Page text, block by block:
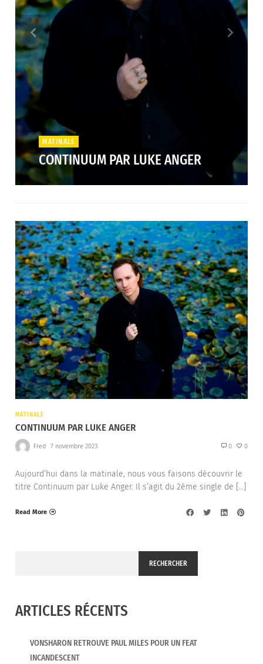
MATINALE
CONTINUUM PAR LUKE ANGER
MATINALE
CONTINUUM PAR LUKE ANGER
Fred 7 novembre 2023 0 0
Aujourd’hui dans la matinale, nous vous faisons découvrir le
titre Continuum par Luke Anger. Il s’agit du 2ème single de […]
Read More
RECHERCHER
ARTICLES RÉCENTS
VONSHARON RETROUVE PAUL MILES POUR UN FEAT
INCANDESCENT